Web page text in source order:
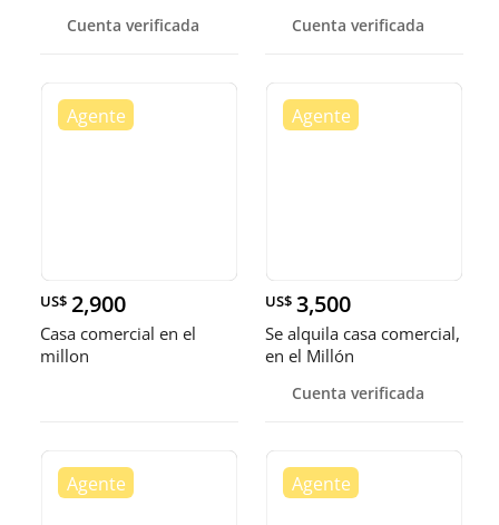
Cuenta verificada Cuenta verificada
US$ 2,900
Casa comercial en el
millon
US$ 3,500
Se alquila casa comercial,
en el Millón
Cuenta verificada